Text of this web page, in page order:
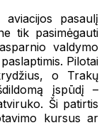
aviacijos pasaulį
tik pasimėgauti
valdymo
Pilotai
o Trakų
įspūdį –
Ši patirtis
kursus ar